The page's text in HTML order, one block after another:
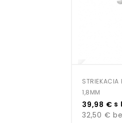
STRIEKACIA
1,8MM
Cena
39,98 € s
32,50 €